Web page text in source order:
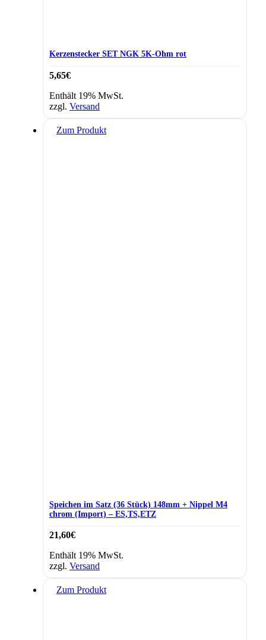
Kerzenstecker SET NGK 5K-Ohm rot
5,65€
Enthält 19% MwSt.
zzgl. Versand
Zum Produkt
Speichen im Satz (36 Stück) 148mm + Nippel M4
chrom (Import) – ES,TS,ETZ
21,60€
Enthält 19% MwSt.
zzgl. Versand
Zum Produkt